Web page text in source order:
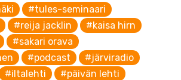
#tules-seminaari
#reija jacklin
#kaisa hirn
#sakari orava
#podcast
#järviradio
#iltalehti
#päivän lehti